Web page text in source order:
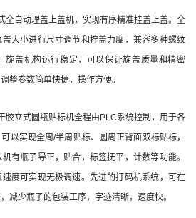
全自动理盖上盖机，实现有序精准挂盖上盖。全
大小进行尺寸调节和拧盖力度，兼容多种螺纹
旋盖机构运行稳定，可以保证旋盖质量和精密
整参数简单快捷，操作方便。
胶立式圆瓶贴标机全程由PLC系统控制，用于各
以实现全周/半周贴标、圆周正背面双标贴标，
有瓶子导正，贴合，标签抚平，计数等功能。
度可实现无极调速。先进的打码机系统，可在
减少瓶子的包装工序，字迹清晰，速度快。